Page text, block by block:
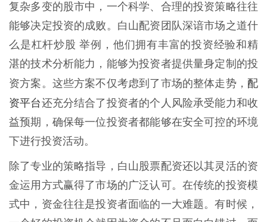
复杂多变的股市中，一个科学、合理的投资策略往往
能够决定投资的成败。白山配资团队深谙市场之道什
么是杠杆炒股 举例，他们拥有丰富的投资经验和精
湛的技术分析能力，能够为投资者提供量身定制的投
资方案。这些方案不仅考虑到了市场的整体走势， 配
资平台还充分结合了投资者的个人风险承受能力和收
益预期，确保每一位投资者都能够在安全可控的环境
下进行投资活动。
除了专业的策略指导，白山股票配资还以其灵活的资
金运用方式赢得了市场的广泛认可。在传统的投资模
式中，资金往往是投资者面临的一大难题。有时候，